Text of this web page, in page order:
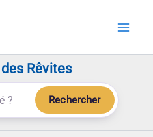
Rêvites
Rechercher